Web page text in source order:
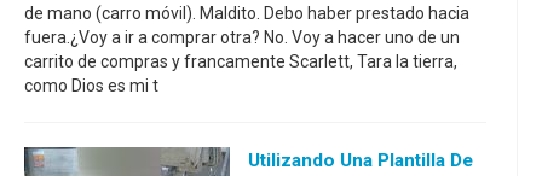
de mano (carro móvil). Maldito. Debo haber prestado hacia
fuera.¿Voy a ir a comprar otra? No. Voy a hacer uno de un
carrito de compras y francamente Scarlett, Tara la tierra,
como Dios es mi t
Utilizando Una Plantilla De